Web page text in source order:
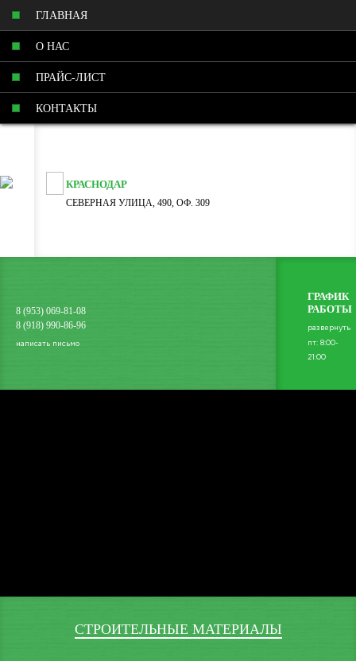
ГЛАВНАЯ
О НАС
ПРАЙС-ЛИСТ
КОНТАКТЫ
КРАСНОДАР
СЕВЕРНАЯ УЛИЦА, 490, ОФ. 309
8 (953) 069-81-08
8 (918) 990-86-96
написать письмо
ГРАФИК
РАБОТЫ
развернуть
пт: 8:00-
21:00
СТРОИТЕЛЬНЫЕ МАТЕРИАЛЫ